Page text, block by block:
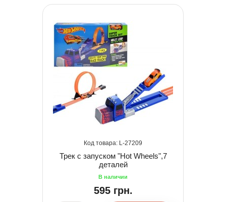
27209
Трек c запуском "Hot Wheels",7
деталей
595 грн.